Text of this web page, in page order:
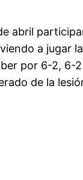
abril
a jugar
por 6-2,
de la